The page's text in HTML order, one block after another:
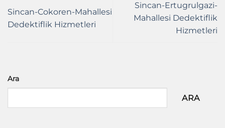
Sincan-Cokoren-Mahallesi
Dedektiflik Hizmetleri
Sincan-Ertugrulgazi-
Mahallesi Dedektiflik
Hizmetleri
Ara
ARA